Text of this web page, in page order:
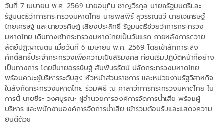
วันที่ 7 เมษายน พ.ศ. 2569 นายอนุทิน ชาญวีรกูล นายกรัฐมนตรีและ
รัฐมนตรีว่าการกระทรวงมหาดไทย นายพลพีร์ สุวรรณฉวี นายเจเศรษฐ์
ไทยเศรษฐ์ และนายวรศิษฎ์ เลียงประสิทธิ์ รัฐมนตรีช่วยว่าการกระทรวง
มหาดไทย เดินทางเข้ากระทรวงมหาดไทยเป็นวันแรก ภายหลังการถวาย
สัตย์ปฏิญาณตน เมื่อวันที่ 6 เมษายน พ.ศ. 2569 โดยเข้าสักการะสิ่ง
ศักดิ์สิทธิ์ประจำกระทรวงเพื่อความเป็นสิริมงคล ก่อนเริ่มปฏิบัติหน้าที่อย่าง
เป็นทางการ โดยมีนายอรรษิษฐ์ สัมพันธรัตน์ ปลัดกระทรวงมหาดไทย
พร้อมคณะผู้บริหารระดับสูง หัวหน้าส่วนราชการ และหน่วยงานรัฐวิสาหกิจ
ในสังกัดกระทรวงมหาดไทย ร่วมพิธี ณ ศาลาว่าการกระทรวงมหาดไทย ใน
การนี้ นายชีระ วงศบูรณะ ผู้อำนวยการองค์การจัดการน้ำเสีย พร้อมผู้
บริหาร และพนักงานองค์การจัดการน้ำเสีย เข้าร่วมต้อนรับและแสดงความ
ยินดีด้วย